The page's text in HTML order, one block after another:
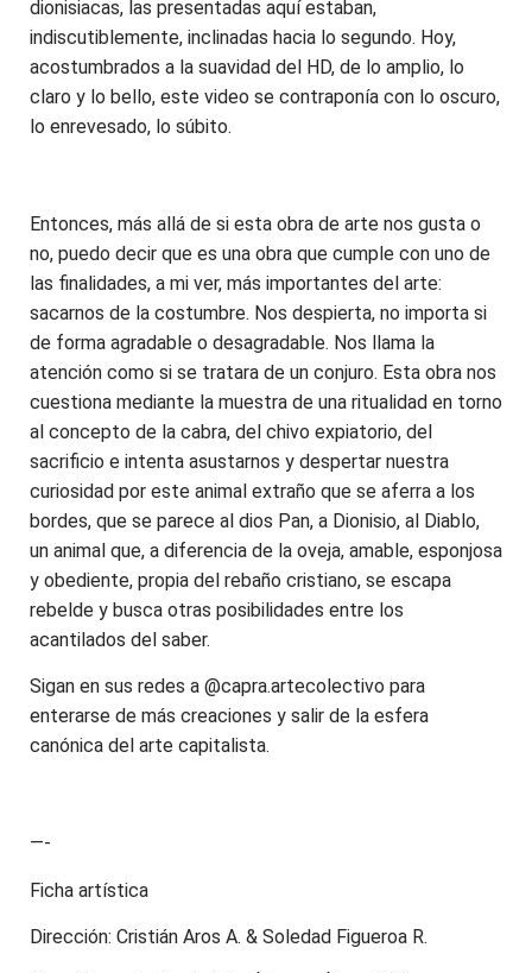
dionisiacas, las presentadas aquí estaban,
indiscutiblemente, inclinadas hacia lo segundo. Hoy,
acostumbrados a la suavidad del HD, de lo amplio, lo
claro y lo bello, este video se contraponía con lo oscuro,
lo enrevesado, lo súbito.
Entonces, más allá de si esta obra de arte nos gusta o
no, puedo decir que es una obra que cumple con uno de
las finalidades, a mi ver, más importantes del arte:
sacarnos de la costumbre. Nos despierta, no importa si
de forma agradable o desagradable. Nos llama la
atención como si se tratara de un conjuro. Esta obra nos
cuestiona mediante la muestra de una ritualidad en torno
al concepto de la cabra, del chivo expiatorio, del
sacrificio e intenta asustarnos y despertar nuestra
curiosidad por este animal extraño que se aferra a los
bordes, que se parece al dios Pan, a Dionisio, al Diablo,
un animal que, a diferencia de la oveja, amable, esponjosa
y obediente, propia del rebaño cristiano, se escapa
rebelde y busca otras posibilidades entre los
acantilados del saber.
Sigan en sus redes a @capra.artecolectivo para
enterarse de más creaciones y salir de la esfera
canónica del arte capitalista.
—-
Ficha artística
Dirección: Cristián Aros A. & Soledad Figueroa R.